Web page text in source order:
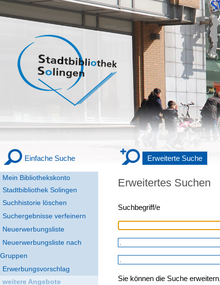
Mein Bibliothekskonto
Stadtbibliothek Solingen
Einfache Suche Erweiterte Suche
Suchhistorie löschen
Suchergebnisse verfeinern
Neuerwerbungsliste
Neuerwerbungsliste nach
Gruppen
Erwerbungsvorschlag
weitere Angebote
Erweitertes Suchen
Sie können die Suche
Suchbegriff/e